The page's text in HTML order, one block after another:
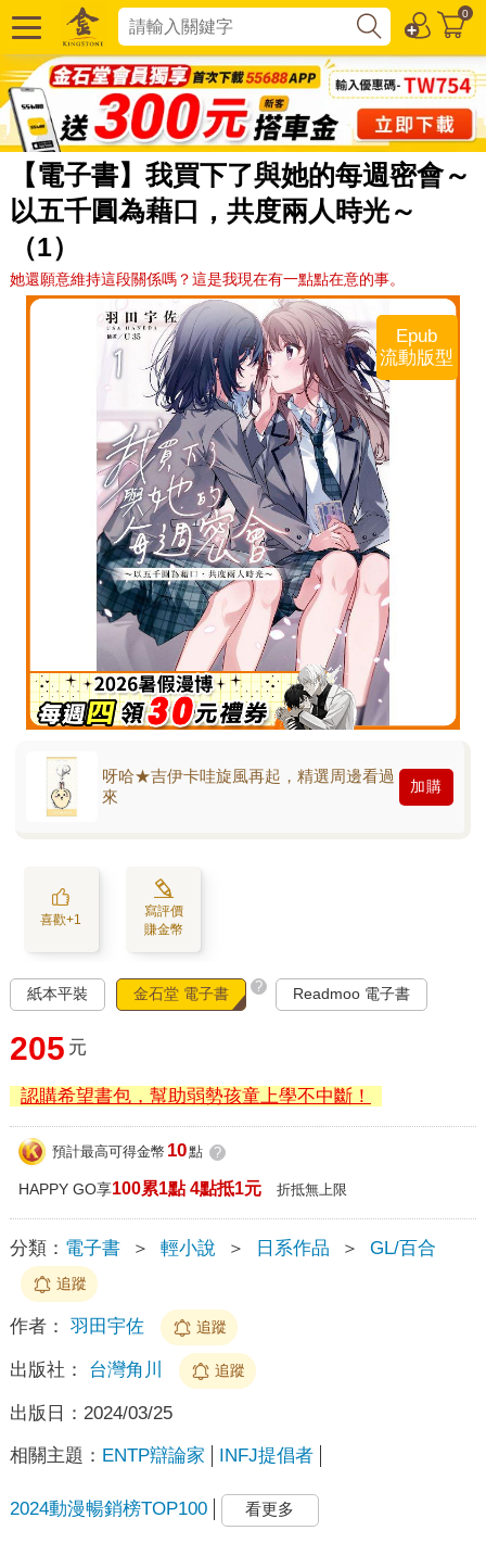
0
【電子書】我買下了與她的每週密會～
以五千圓為藉口，共度兩人時光～
（1）
她還願意維持這段關係嗎？這是我現在有一點點在意的事。
Epub
流動版型
呀哈★吉伊卡哇旋風再起，精選周邊看過
來
加購
喜歡+1
寫評價
賺金幣
紙本平裝 金石堂 電子書 ? Readmoo 電子書
205 元
認購希望書包，幫助弱勢孩童上學不中斷！
預計最高可得金幣 10點 ?
HAPPY GO享100累1點 4點抵1元 折抵無上限
分類： 電子書 ＞ 輕小說 ＞ 日系作品 ＞ GL/百合
追蹤
作者： 羽田宇佐 追蹤
出版社： 台灣角川 追蹤
出版日： 2024/03/25
相關主題： ENTP辯論家 INFJ提倡者
2024動漫暢銷榜TOP100 看更多